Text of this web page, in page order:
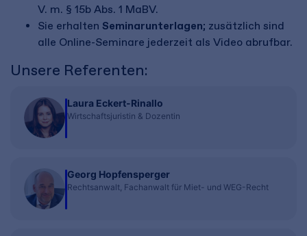
V. m. § 15b Abs. 1 MaBV.
Sie erhalten Seminarunterlagen; zusätzlich sind
alle Online-Seminare jederzeit als Video abrufbar.
Unsere Referenten:
Laura Eckert-Rinallo
Wirtschaftsjuristin & Dozentin
Georg Hopfensperger
Rechtsanwalt, Fachanwalt für Miet- und WEG-Recht